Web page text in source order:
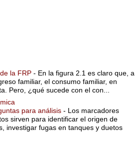
la FRP - En la figura 2.1 es claro que, a
familiar, el consumo familiar, en
Pero, ¿qué sucede con el con...
para análisis - Los marcadores
sirven para identificar el origen de
investigar fugas en tanques y duetos